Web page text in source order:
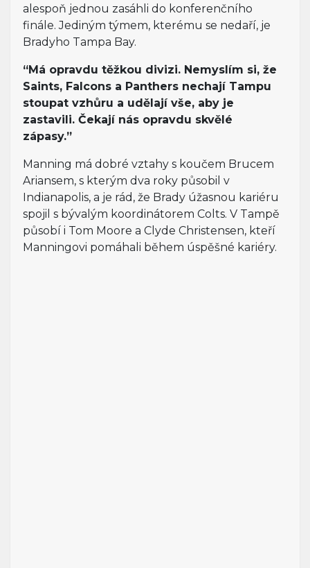
alespoň jednou zasáhli do konferenčního
finále. Jediným týmem, kterému se nedaří, je
Bradyho Tampa Bay.
“Má opravdu těžkou divizi. Nemyslím si, že
Saints, Falcons a Panthers nechají Tampu
stoupat vzhůru a udělají vše, aby je
zastavili. Čekají nás opravdu skvělé
zápasy.”
Manning má dobré vztahy s koučem Brucem
Ariansem, s kterým dva roky působil v
Indianapolis, a je rád, že Brady úžasnou kariéru
spojil s bývalým koordinátorem Colts. V Tampě
působí i Tom Moore a Clyde Christensen, kteří
Manningovi pomáhali během úspěšné kariéry.